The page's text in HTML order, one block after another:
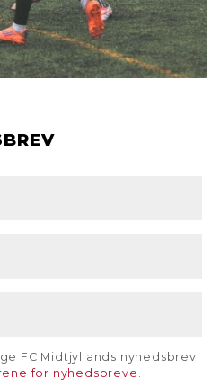
FC Midtjyllands nyhedsbrev
for nyhedsbreve .